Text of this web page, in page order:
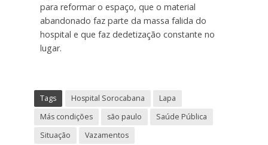
para reformar o espaço, que o material
abandonado faz parte da massa falida do
hospital e que faz dedetização constante no
lugar.
Tags Hospital Sorocabana
Lapa
Más condições
são paulo
Saúde Pública
Situação
Vazamentos